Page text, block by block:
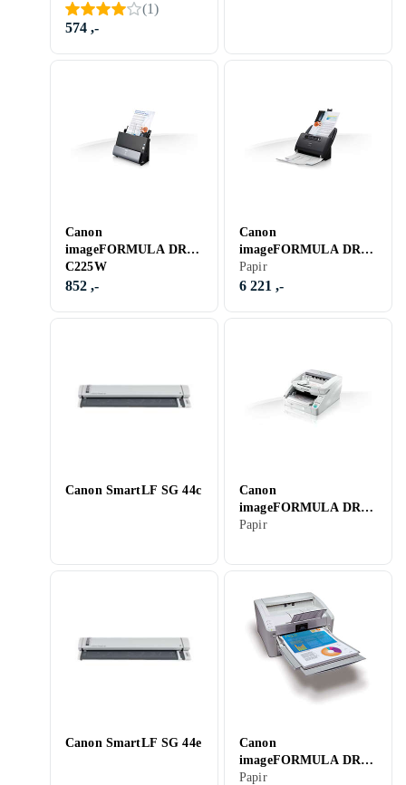
(1)
574 ,-
Canon
imageFORMULA DR-
C225W
852 ,-
Canon
imageFORMULA DR-
M160 II
Papir
6 221 ,-
Canon SmartLF SG 44c
Canon
imageFORMULA DR-
G1130
Papir
Canon SmartLF SG 44e
Canon
imageFORMULA DR-
6010C
Papir